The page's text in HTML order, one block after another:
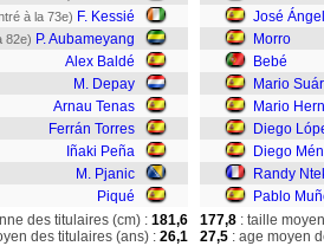
à la 73e) F. Kessié
82e) P. Aubameyang
Alex Baldé
M. Depay
Arnau Tenas
Ferrán Torres
Iñaki Peña
M. Pjanic
Piqué
José
Morro
Bebé
Mario
Mario
Diego
Diego
Randy
Pablo
des titulaires (cm) : 181,6
des titulaires (ans) : 26,1
177,8 : taille
27,5 : age moyen